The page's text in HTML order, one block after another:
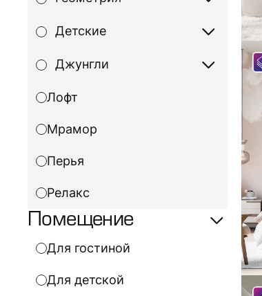
Помещение
Для гостиной
Для детской
Детские
Джунгли
Лофт
Мрамор
Перья
Релакс